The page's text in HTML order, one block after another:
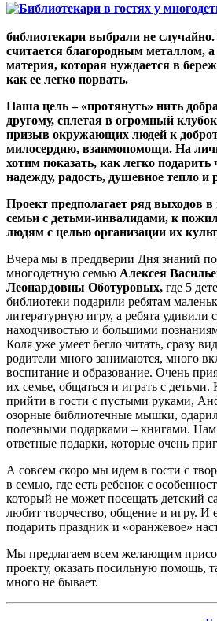
библиотекари выбрали не случайно.
считается благородным металлом, а
материя, которая нуждается в
как ее легко порвать.
Наша цель – «протянуть» нить
другому, сплетая в огромный
призыв окружающих людей к
милосердию, взаимопомощи. На
хотим показать, как легко подарить
надежду, радость, душевное тепло и
Проект предполагает ряд выходов
семьи с детьми-инвалидами, к
людям с целью организации их
Вчера мы в преддверии Дня знаний
многодетную семью Алексея
Леонардовны Оботуровых, где 5
библиотеки подарили ребятам
литературную игру, а ребята удивили
находчивостью и большими
Коля уже умеет бегло читать, сразу
родители много занимаются, много
воспитание и образование. Очень
их семье, общаться и играть с
прийти в гости с пустыми руками,
озорные библиотечные мышки,
полезными подарками – книгами.
ответные подарки, которые очень
А совсем скоро мы идем в гости с
в семью, где есть ребенок с
который не может посещать детский
любит творчество, общение и игру. И
подарить праздник и «оранжевое»
Мы предлагаем всем желающим
проекту, оказать посильную помощь,
много не бывает.